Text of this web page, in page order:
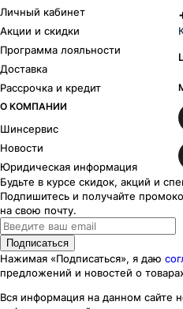
Личный кабинет
Акции и скидки
Программа лояльности
Доставка
Рассрочка и кредит
О КОМПАНИИ
Шинсервис
Новости
Юридическая информация
Будьте в курсе скидок, акций и
Подпишитесь и получайте
на свою почту.
Подписаться
Нажимая «Подписаться», я даю
предложений и новостей о
Вся информация на данном сайте